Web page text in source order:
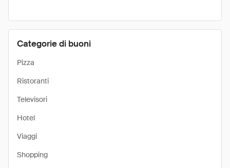
Categorie di buoni
Pizza
Ristoranti
Televisori
Hotel
Viaggi
Shopping